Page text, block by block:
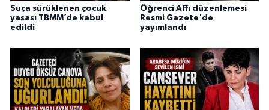
Suça sürüklenen çocuk
yasası TBMM’de kabul
edildi
Öğrenci Affı düzenlemesi
Resmi Gazete'de
yayımlandı